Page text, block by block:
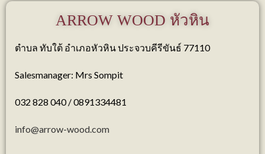
ARROW WOOD หัวหิน
ตำบล ทับใต้ อำเภอหัวหิน ประจวบคีรีขันธ์ 77110
Salesmanager: Mrs Sompit
032 828 040 / 0891334481
info@arrow-wood.com